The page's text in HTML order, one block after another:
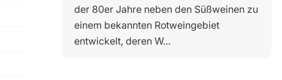
der 80er Jahre neben den Süßweinen zu
einem bekannten Rotweingebiet
entwickelt, deren W...